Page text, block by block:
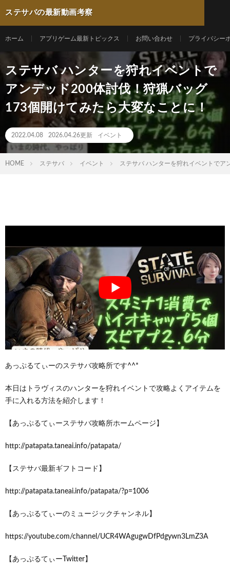
ステサバの最新動画考察
ホーム アプリゲーム最新トピックス お問い合わせ プライバシー
ステサバ ハンターを狩れイベントで
アンデッド200体討伐！狩猟バッグ
173個開けてみたら大変なことに！
2022.04.08 2026.04.26更新 イベント
HOME ステサバ イベント ステサバ ハンターを狩れイベントで
あっぷるてぃーのステサバ攻略所です^^*
本日はトラヴィスのハンターを狩れイベントで攻略よくアイテムを
手に入れる方法を紹介します！
【あっぷるてぃーステサバ攻略所ホームページ】
http://patapata.taneai.info/patapata/
【ステサバ最新ギフトコード】
http://patapata.taneai.info/patapata/?p=1006
【あっぷるてぃーのミュージックチャンネル】
https://youtube.com/channel/UCR4WAgugwDfPdgywn3LmZ3A
【あっぷるてぃーTwitter】